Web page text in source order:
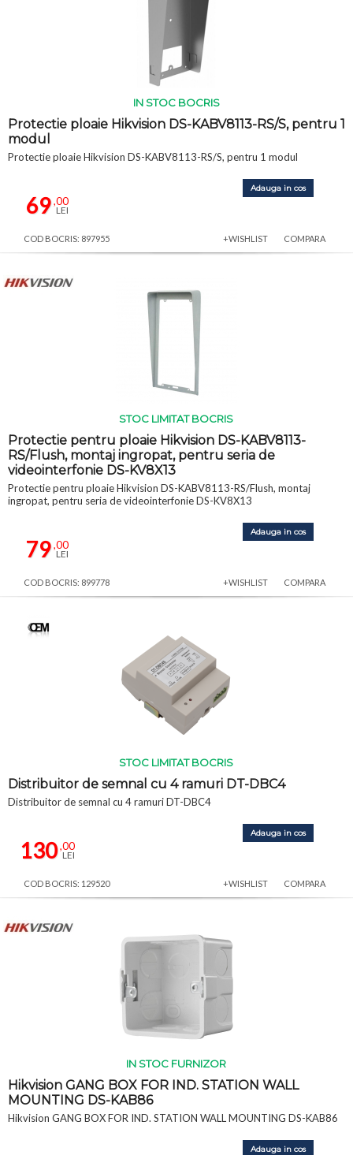
IN STOC BOCRIS
Protectie ploaie Hikvision DS-KABV8113-RS/S, pentru 1
modul
Protectie ploaie Hikvision DS-KABV8113-RS/S, pentru 1 modul
69,00
LEI
Adauga in cos
COD BOCRIS: 897955 +WISHLIST COMPARA
STOC LIMITAT BOCRIS
Protectie pentru ploaie Hikvision DS-KABV8113-
RS/Flush, montaj ingropat, pentru seria de
videointerfonie DS-KV8X13
Protectie pentru ploaie Hikvision DS-KABV8113-RS/Flush, montaj
ingropat, pentru seria de videointerfonie DS-KV8X13
79,00
LEI
Adauga in cos
COD BOCRIS: 899778 +WISHLIST COMPARA
STOC LIMITAT BOCRIS
Distribuitor de semnal cu 4 ramuri DT-DBC4
Distribuitor de semnal cu 4 ramuri DT-DBC4
130,00
LEI
Adauga in cos
COD BOCRIS: 129520 +WISHLIST COMPARA
IN STOC FURNIZOR
Hikvision GANG BOX FOR IND. STATION WALL
MOUNTING DS-KAB86
Hikvision GANG BOX FOR IND. STATION WALL MOUNTING DS-KAB86
Adauga in cos